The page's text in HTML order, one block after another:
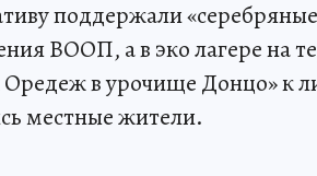
поддержали
ВООП, а в эко лагере на
в урочище Донцо» к
местные жители.